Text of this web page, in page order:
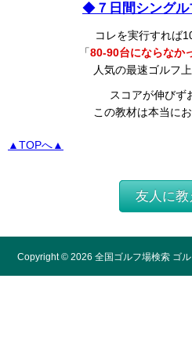
◆ ７日間シング
コレを実行すれば
「80-90台にならなか
人気の最速ゴルフ
スコアが伸びず
この教材は本当に
▲TOPへ▲
友人に教
Copyright © 2026 全国ゴルフ場検索 ゴ